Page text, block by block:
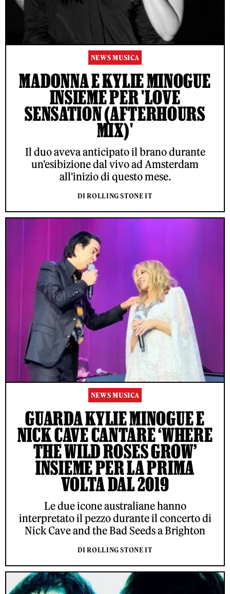
NEWS MUSICA
MADONNA E KYLIE MINOGUE
INSIEME PER 'LOVE
SENSATION (AFTERHOURS
MIX)'
Il duo aveva anticipato il brano durante
un'esibizione dal vivo ad Amsterdam
all'inizio di questo mese.
DI ROLLING STONE IT
NEWS MUSICA
GUARDA KYLIE MINOGUE E
NICK CAVE CANTARE ‘WHERE
THE WILD ROSES GROW’
INSIEME PER LA PRIMA
VOLTA DAL 2019
Le due icone australiane hanno
interpretato il pezzo durante il concerto di
Nick Cave and the Bad Seeds a Brighton
DI ROLLING STONE IT